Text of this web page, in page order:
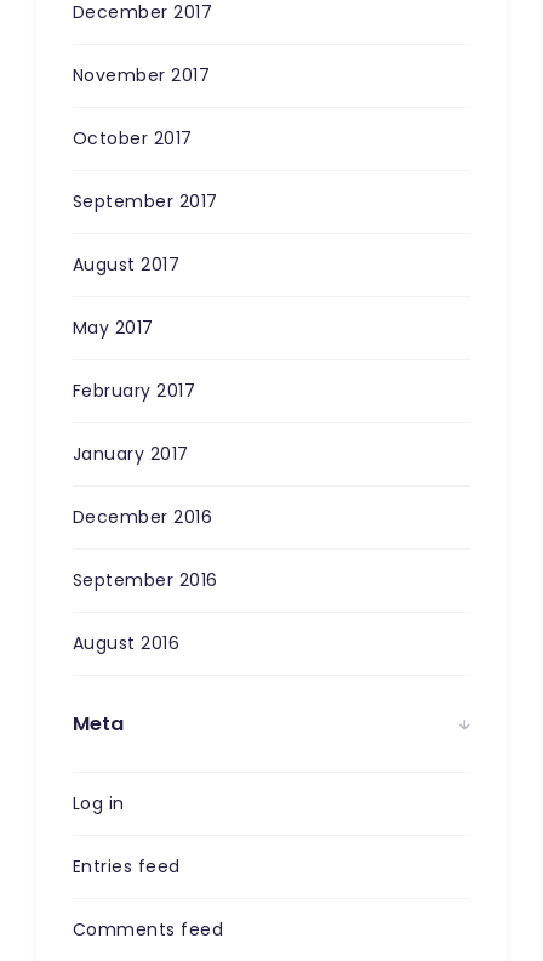
December 2017
November 2017
October 2017
September 2017
August 2017
May 2017
February 2017
January 2017
December 2016
September 2016
August 2016
Meta
Log in
Entries feed
Comments feed